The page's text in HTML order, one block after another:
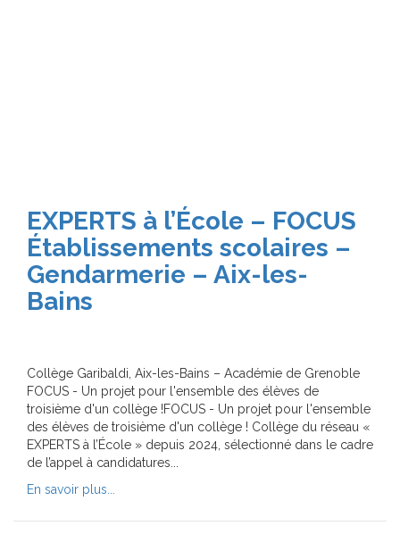
EXPERTS à l’École – FOCUS
Établissements scolaires –
Gendarmerie – Aix-les-
Bains
Collège Garibaldi, Aix-les-Bains – Académie de Grenoble
FOCUS - Un projet pour l'ensemble des élèves de
troisième d'un collège !FOCUS - Un projet pour l'ensemble
des élèves de troisième d'un collège ! Collège du réseau «
EXPERTS à l’École » depuis 2024, sélectionné dans le cadre
de l’appel à candidatures...
En savoir plus...